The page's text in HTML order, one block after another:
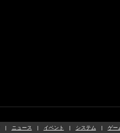
| ニュース | イベント | システム | ゲー